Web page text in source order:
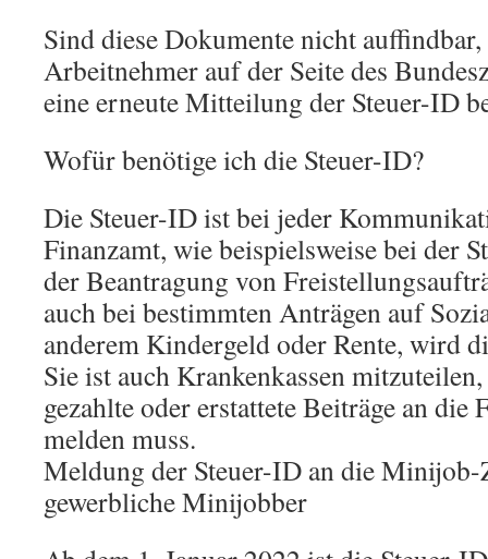
Sind diese Dokumente nicht
Arbeitnehmer auf der Seite des
eine erneute Mitteilung der Steuer-ID
Wofür benötige ich die Steuer-ID?
Die Steuer-ID ist bei jeder
Finanzamt, wie beispielsweise bei der
der Beantragung von
auch bei bestimmten Anträgen auf
anderem Kindergeld oder Rente, wird
Sie ist auch Krankenkassen
gezahlte oder erstattete Beiträge an die
melden muss.
Meldung der Steuer-ID an die
gewerbliche Minijobber